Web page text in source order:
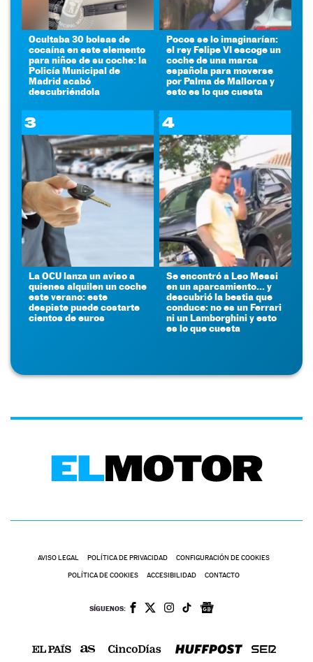
Ocultaba 30 bolsas de
cocaína en este elemento
para niños de su coche: la
Policía Municipal de
Madrid acabó
descubriéndola
Pocos se lo imaginarían:
el rey Felipe VI escoge un
coche de una marca
española para moverse
por Palma de Mallorca y
esto es lo que cuesta
3
La OCU lanza un aviso a
quienes alquilen un coche
este verano: este
despiste puede costarte
cientos de euros
4
Se encontró a Leo Messi
en un aparcamiento... y
descubrió la bestia que
conduce: no es un Ferrari
ni un Lamborghini y esto
es lo que cuesta
AVISO LEGAL POLÍTICA DE PRIVACIDAD CONFIGURACIÓN DE COOKIES
POLÍTICA DE COOKIES ACCESIBILIDAD CONTACTO
SÍGUENOS: